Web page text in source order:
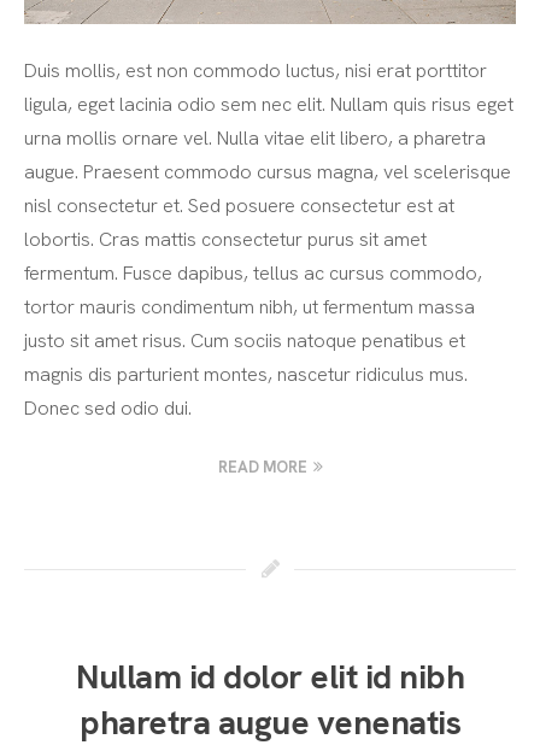
Duis mollis, est non commodo luctus, nisi erat porttitor
ligula, eget lacinia odio sem nec elit. Nullam quis risus eget
urna mollis ornare vel. Nulla vitae elit libero, a pharetra
augue. Praesent commodo cursus magna, vel scelerisque
nisl consectetur et. Sed posuere consectetur est at
lobortis. Cras mattis consectetur purus sit amet
fermentum. Fusce dapibus, tellus ac cursus commodo,
tortor mauris condimentum nibh, ut fermentum massa
justo sit amet risus. Cum sociis natoque penatibus et
magnis dis parturient montes, nascetur ridiculus mus.
Donec sed odio dui.
READ MORE
Nullam id dolor elit id nibh
pharetra augue venenatis